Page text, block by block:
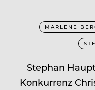
MARLENE
Stephan
Konkurrenz